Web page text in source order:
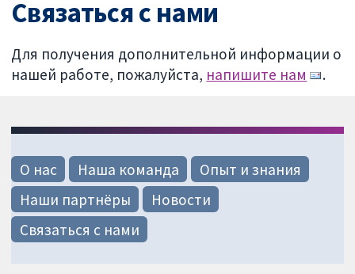
Связаться с нами
Для получения дополнительной информации о
нашей работе, пожалуйста, напишите нам .
О нас Наша команда
Опыт и знания
Наши партнёры
Новости
Связаться с нами